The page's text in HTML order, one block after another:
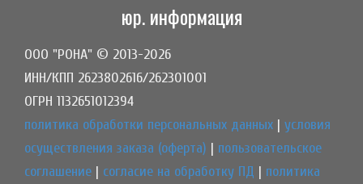
юр. информация
ООО "РОНА" © 2013-2026
ИНН/КПП 2623802616/262301001
ОГРН 1132651012394
политика обработки персональных данных | условия
осуществления заказа (оферта) | пользовательское
соглашение | согласие на обработку ПД | политика